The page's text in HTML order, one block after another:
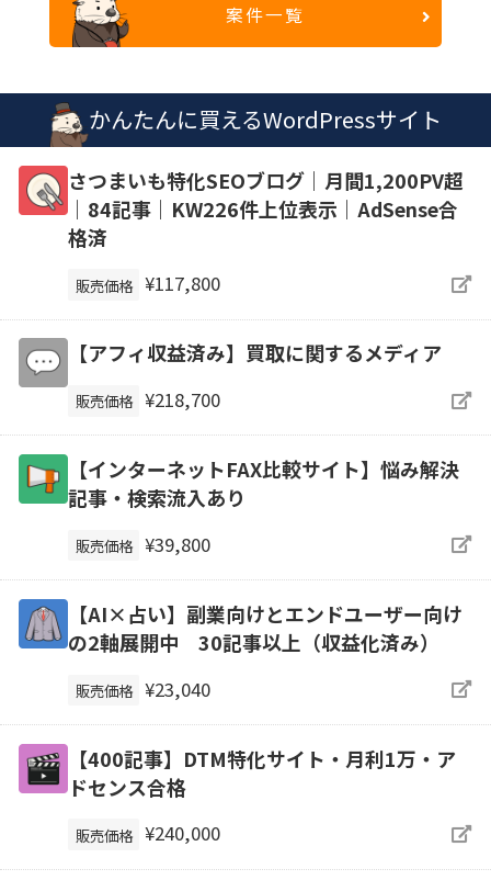
案件一覧
かんたんに買えるWordPressサイト
さつまいも特化SEOブログ｜月間1,200PV超
｜84記事｜KW226件上位表示｜AdSense合
格済
販売価格 ¥117,800
【アフィ収益済み】買取に関するメディア
販売価格 ¥218,700
【インターネットFAX比較サイト】悩み解決
記事・検索流入あり
販売価格 ¥39,800
【AI×占い】副業向けとエンドユーザー向け
の2軸展開中 30記事以上（収益化済み）
販売価格 ¥23,040
【400記事】DTM特化サイト・月利1万・ア
ドセンス合格
販売価格 ¥240,000